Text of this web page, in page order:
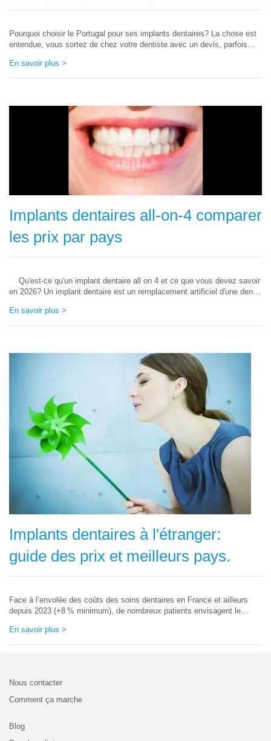
‌Pourquoi choisir le Portugal pour ses implants dentaires? La chose est
entendue, vous sortez de chez votre dentiste avec un devis, parfois
savez que vous devez refaire une bonne partie...
En savoir plus >
Implants dentaires all-on-4 comparer
les prix par pays
Qu'est-ce qu'un implant dentaire all on 4 et ce que vous devez savoir
en 2026? Un implant dentaire est un remplacement artificiel d'une dent
une couronne...
En savoir plus >
Implants dentaires à l'étranger:
guide des prix et meilleurs pays.
Face à l’envolée des coûts des soins dentaires en France et ailleurs
depuis 2023 (+8 % minimum), de nombreux patients envisagent le
sommes tous (nous qui avons des problèmes dentaires) passé par...
En savoir plus >
Nous contacter
Comment ça marche
Blog